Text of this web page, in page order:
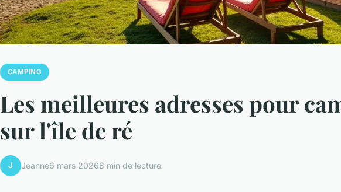
CAMPING
Les meilleures adresses pour
sur l'île de ré
J Jeanne6 mars 20268 min de lecture